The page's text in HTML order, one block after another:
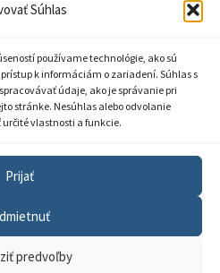
Súhlas
používame technológie, ako sú
k informáciám o zariadení. Súhlas s
údaje, ako je správanie pri
stránke. Nesúhlas alebo odvolanie
vlastnosti a funkcie.
Prijať
predvoľby
súkromia
informácií
cookies
GDPR